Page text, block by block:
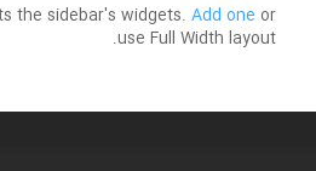
the sidebar's widgets. Add one or
use Full Width layout.